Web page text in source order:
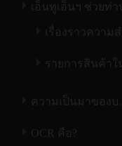
เอ็นทูเอ็นฯ ช่วยท่า
เรื่องราวความส
รายการสินค้าใ
ความเป็นมาของบ.
OCR คือ?